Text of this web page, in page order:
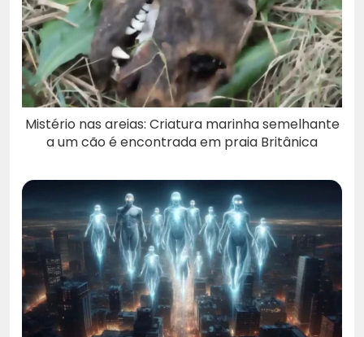
Mistério nas areias: Criatura marinha semelhante
a um cão é encontrada em praia Britânica